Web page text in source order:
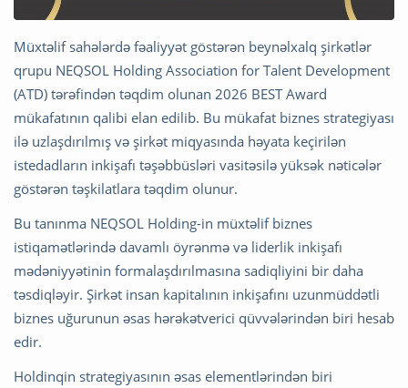
Müxtəlif sahələrdə fəaliyyət göstərən beynəlxalq şirkətlər
qrupu NEQSOL Holding Association for Talent Development
(ATD) tərəfindən təqdim olunan 2026 BEST Award
mükafatının qalibi elan edilib. Bu mükafat biznes strategiyası
ilə uzlaşdırılmış və şirkət miqyasında həyata keçirilən
istedadların inkişafı təşəbbüsləri vasitəsilə yüksək nəticələr
göstərən təşkilatlara təqdim olunur.
Bu tanınma NEQSOL Holding-in müxtəlif biznes
istiqamətlərində davamlı öyrənmə və liderlik inkişafı
mədəniyyətinin formalaşdırılmasına sadiqliyini bir daha
təsdiqləyir. Şirkət insan kapitalının inkişafını uzunmüddətli
biznes uğurunun əsas hərəkətverici qüvvələrindən biri hesab
edir.
Holdinqin strategiyasının əsas elementlərindən biri